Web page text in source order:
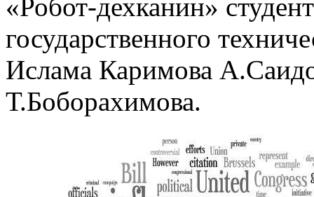
«Робот-дехканин»
государственного
Ислама Каримова
Т.Боборахимова.